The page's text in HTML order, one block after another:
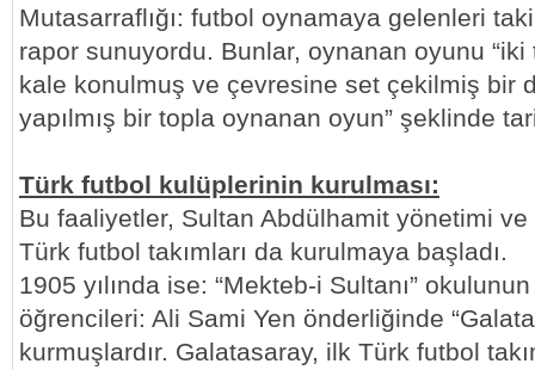
Mutasarraflığı: futbol oynamaya gelenleri
rapor sunuyordu. Bunlar, oynanan oyunu “iki
kale konulmuş ve çevresine set çekilmiş bir
yapılmış bir topla oynanan oyun” şeklinde
Türk futbol kulüplerinin kurulması:
Bu faaliyetler, Sultan Abdülhamit yönetimi
Türk futbol takımları da kurulmaya başladı.
1905 yılında ise: “Mekteb-i Sultanı” okulunun
öğrencileri: Ali Sami Yen önderliğinde
kurmuşlardır. Galatasaray, ilk Türk futbol